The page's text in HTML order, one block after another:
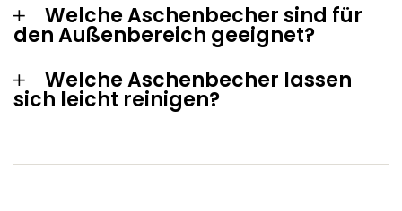
Welche Aschenbecher sind für
den Außenbereich geeignet?
Welche Aschenbecher lassen
sich leicht reinigen?